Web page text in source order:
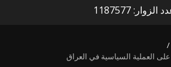
الزوار: 1187577
العملية السياسية في العراق